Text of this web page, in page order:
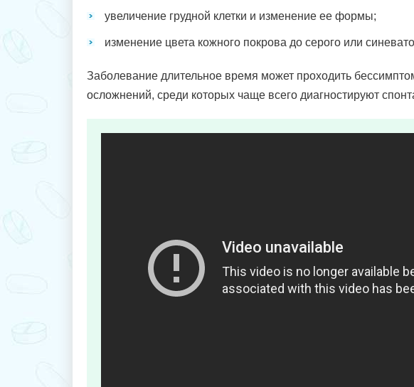
увеличение грудной клетки и изменение ее формы;
изменение цвета кожного покрова до серого или
Заболевание длительное время может проходить
осложнений, среди которых чаще всего диагностируют